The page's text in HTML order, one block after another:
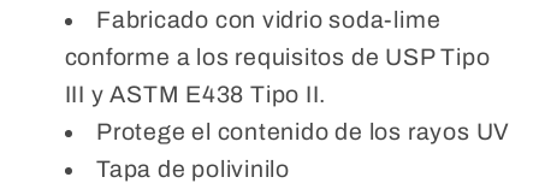
Fabricado con vidrio soda-lime
conforme a los requisitos de USP Tipo
III y ASTM E438 Tipo II.
Protege el contenido de los rayos UV
Tapa de polivinilo